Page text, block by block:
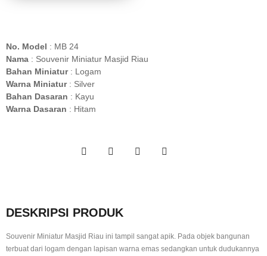
No. Model : MB 24
Nama : Souvenir Miniatur Masjid Riau
Bahan Miniatur: Logam
Warna Miniatur: Silver
Bahan Dasaran : Kayu
Warna Dasaran : Hitam
DESKRIPSI PRODUK
Souvenir Miniatur Masjid Riau ini tampil sangat apik. Pada objek bangunan
terbuat dari logam dengan lapisan warna emas sedangkan untuk dudukannya